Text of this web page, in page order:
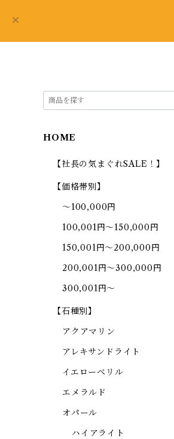
HOME
【社長の気まぐれSALE！】
【価格帯別】
～100,000円
100,001円～150,000円
150,001円～200,000円
200,001円～300,000円
300,001円～
【石種別】
アクアマリン
アレキサンドライト
イエローベリル
エメラルド
オパール
ハイアライト